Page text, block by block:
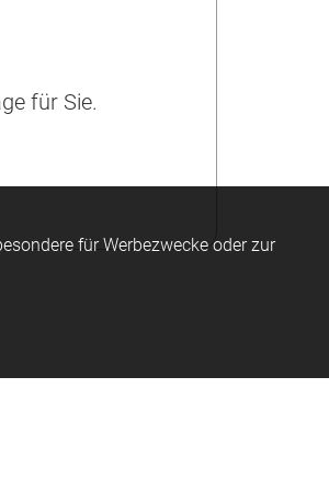
für Sie.
für Werbezwecke oder zur